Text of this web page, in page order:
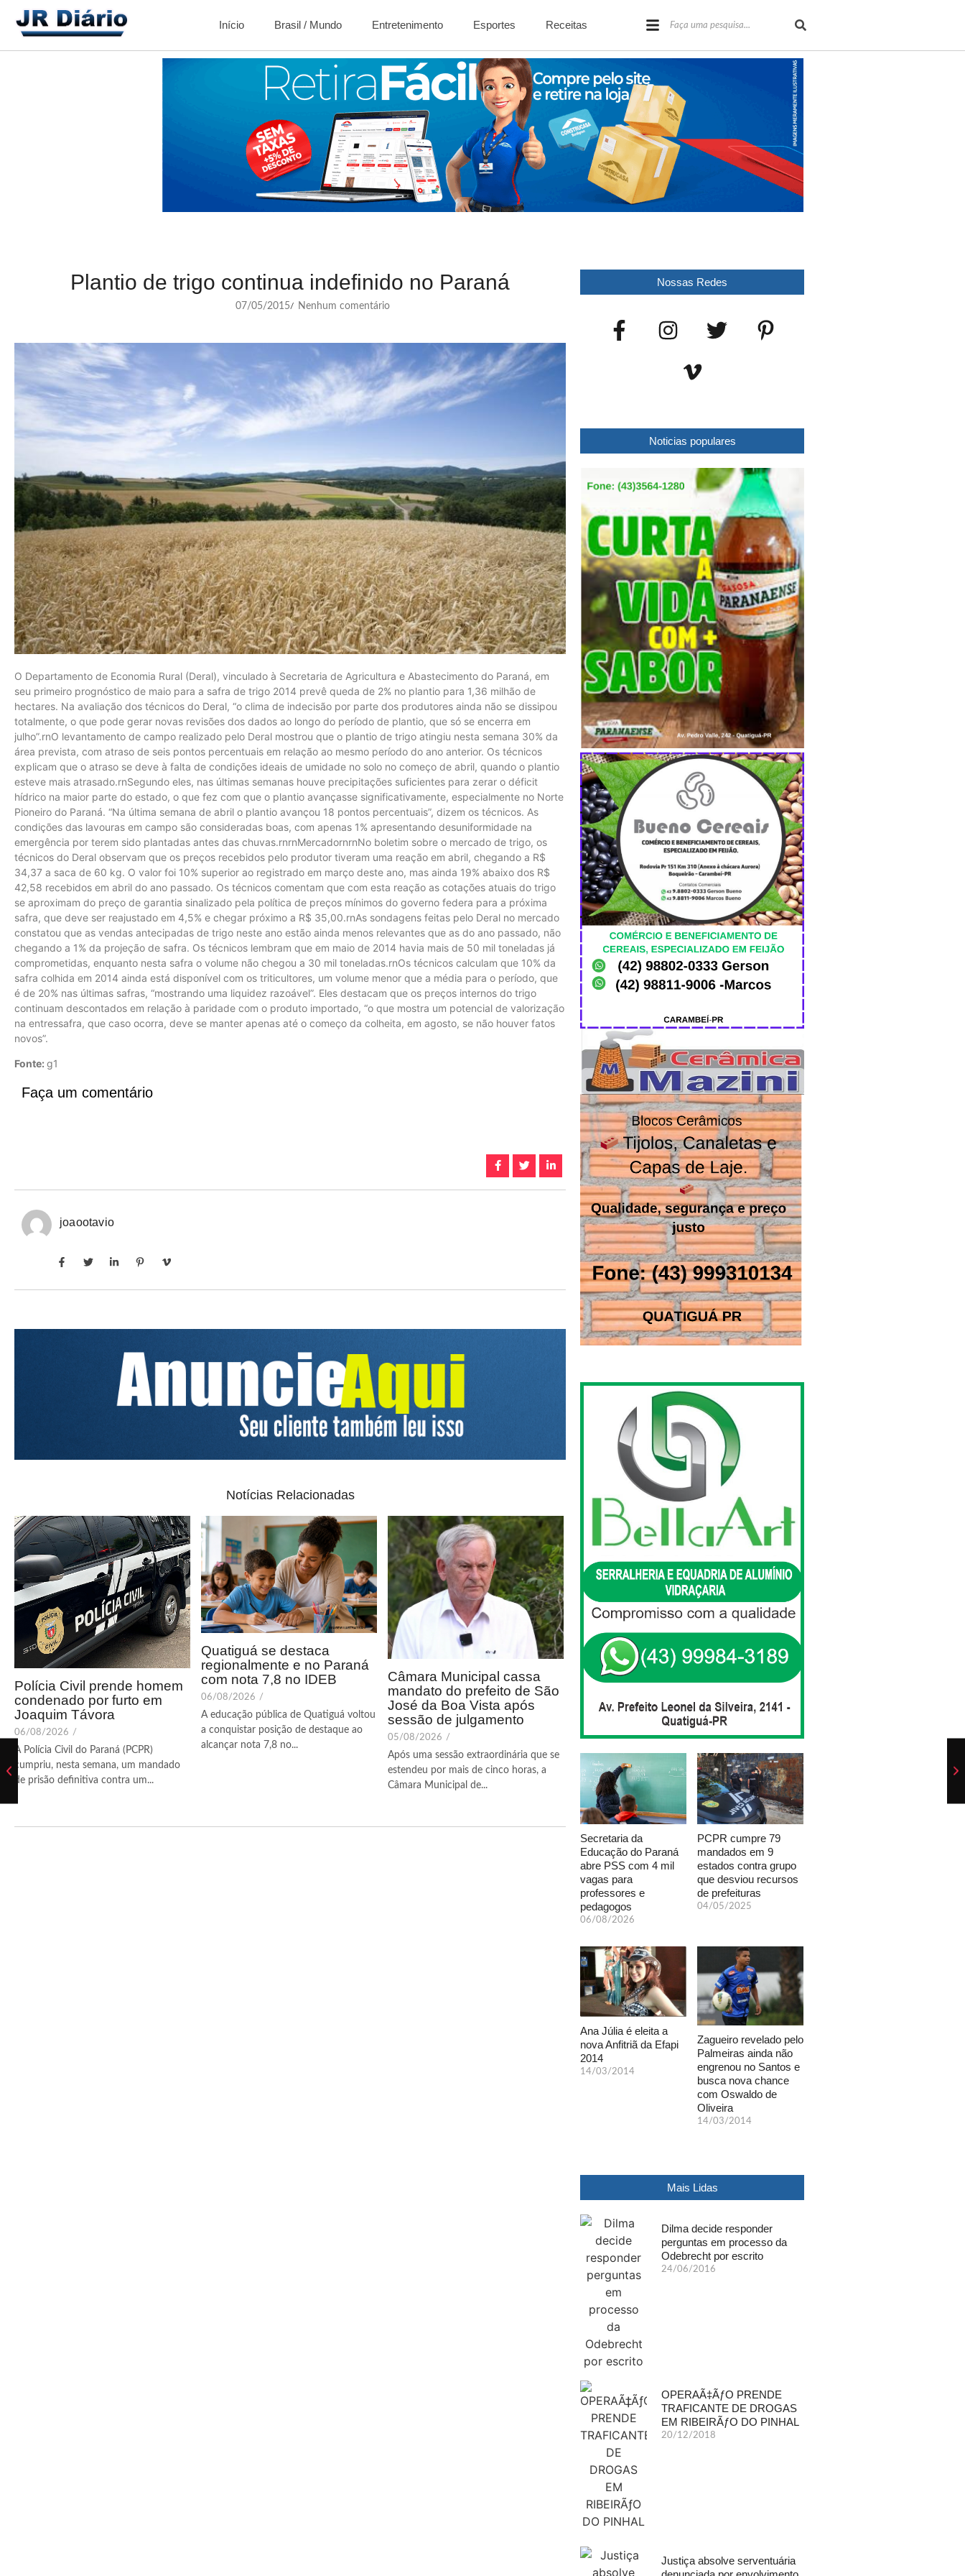
Início Brasil / Mundo Entretenimento Esportes Receitas
Plantio de trigo continua indefinido no Paraná
07/05/2015/ Nenhum comentário
O Departamento de Economia Rural (Deral), vinculado à Secretaria de Agricultura e Abastecimento do Paraná, em
seu primeiro prognóstico de maio para a safra de trigo 2014 prevê queda de 2% no plantio para 1,36 milhão de
hectares. Na avaliação dos técnicos do Deral, “o clima de indecisão por parte dos produtores ainda não se dissipou
totalmente, o que pode gerar novas revisões dos dados ao longo do período de plantio, que só se encerra em
julho”.rnO levantamento de campo realizado pelo Deral mostrou que o plantio de trigo atingiu nesta semana 30% da
área prevista, com atraso de seis pontos percentuais em relação ao mesmo período do ano anterior. Os técnicos
explicam que o atraso se deve à falta de condições ideais de umidade no solo no começo de abril, quando o plantio
esteve mais atrasado.rnSegundo eles, nas últimas semanas houve precipitações suficientes para zerar o déficit
hídrico na maior parte do estado, o que fez com que o plantio avançasse significativamente, especialmente no Norte
Pioneiro do Paraná. “Na última semana de abril o plantio avançou 18 pontos percentuais”, dizem os técnicos. As
condições das lavouras em campo são consideradas boas, com apenas 1% apresentando desuniformidade na
emergência por terem sido plantadas antes das chuvas.rnrnMercadornrnNo boletim sobre o mercado de trigo, os
técnicos do Deral observam que os preços recebidos pelo produtor tiveram uma reação em abril, chegando a R$
34,37 a saca de 60 kg. O valor foi 10% superior ao registrado em março deste ano, mas ainda 19% abaixo dos R$
42,58 recebidos em abril do ano passado. Os técnicos comentam que com esta reação as cotações atuais do trigo
se aproximam do preço de garantia sinalizado pela política de preços mínimos do governo federa para a próxima
safra, que deve ser reajustado em 4,5% e chegar próximo a R$ 35,00.rnAs sondagens feitas pelo Deral no mercado
constatou que as vendas antecipadas de trigo neste ano estão ainda menos relevantes que as do ano passado, não
chegando a 1% da projeção de safra. Os técnicos lembram que em maio de 2014 havia mais de 50 mil toneladas já
comprometidas, enquanto nesta safra o volume não chegou a 30 mil toneladas.rnOs técnicos calculam que 10% da
safra colhida em 2014 ainda está disponível com os triticultores, um volume menor que a média para o período, que
é de 20% nas últimas safras, “mostrando uma liquidez razoável”. Eles destacam que os preços internos do trigo
continuam descontados em relação à paridade com o produto importado, “o que mostra um potencial de valorização
na entressafra, que caso ocorra, deve se manter apenas até o começo da colheita, em agosto, se não houver fatos
novos”.
Fonte: g1
Faça um comentário
joaootavio
Notícias Relacionadas
Polícia Civil prende homem
condenado por furto em
Joaquim Távora
06/08/2026 /
A Polícia Civil do Paraná (PCPR)
cumpriu, nesta semana, um mandado
de prisão definitiva contra um...
Quatiguá se destaca
regionalmente e no Paraná
com nota 7,8 no IDEB
06/08/2026 /
A educação pública de Quatiguá voltou
a conquistar posição de destaque ao
alcançar nota 7,8 no...
Câmara Municipal cassa
mandato do prefeito de São
José da Boa Vista após
sessão de julgamento
05/08/2026 /
Após uma sessão extraordinária que se
estendeu por mais de cinco horas, a
Câmara Municipal de...
Nossas Redes
Noticias populares
Secretaria da
Educação do Paraná
abre PSS com 4 mil
vagas para
professores e
pedagogos
06/08/2026
PCPR cumpre 79
mandados em 9
estados contra grupo
que desviou recursos
de prefeituras
04/05/2025
Ana Júlia é eleita a
nova Anfitriã da Efapi
2014
14/03/2014
Zagueiro revelado pelo
Palmeiras ainda não
engrenou no Santos e
busca nova chance
com Oswaldo de
Oliveira
14/03/2014
Mais Lidas
Dilma decide responder
perguntas em processo da
Odebrecht por escrito
24/06/2016
OPERAÃ‡ÃƒO PRENDE
TRAFICANTE DE DROGAS
EM RIBEIRÃƒO DO PINHAL
20/12/2018
Justiça absolve serventuária